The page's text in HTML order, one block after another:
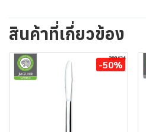
สินค้าที่เกี่ยวข้อง
-50%